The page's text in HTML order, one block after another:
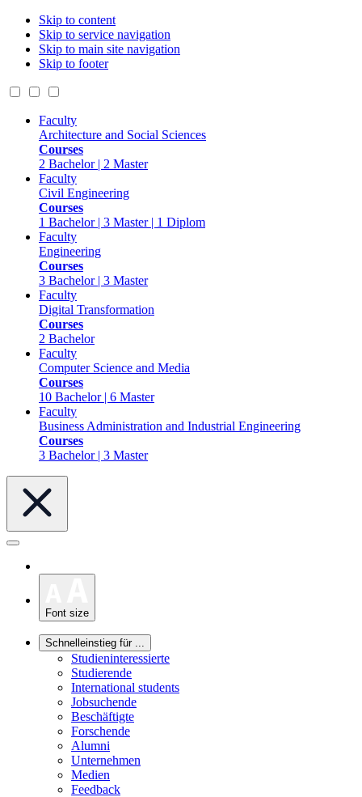
Skip to content
Skip to service navigation
Skip to main site navigation
Skip to footer
Faculty
Architecture and Social Sciences
Courses
2 Bachelor | 2 Master
Faculty
Civil Engineering
Courses
1 Bachelor | 3 Master | 1 Diplom
Faculty
Engineering
Courses
3 Bachelor | 3 Master
Faculty
Digital Transformation
Courses
2 Bachelor
Faculty
Computer Science and Media
Courses
10 Bachelor | 6 Master
Faculty
Business Administration and Industrial Engineering
Courses
3 Bachelor | 3 Master
Font size
Schnelleinstieg für ...
Studieninteressierte
Studierende
International students
Jobsuchende
Beschäftigte
Forschende
Alumni
Unternehmen
Medien
Feedback